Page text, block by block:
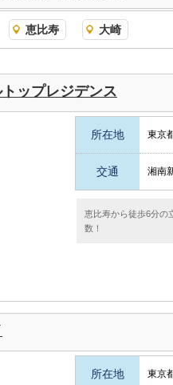
恵比寿 大崎
ップレジデンス
所在地 東京
交通 湘南
恵比寿から徒歩6分の
数！
所在地 東京